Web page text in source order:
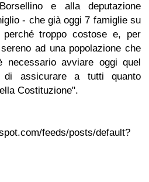
e alla deputazione
- che già oggi 7 famiglie su
troppo costose e, per
ad una popolazione che
necessario avviare oggi quel
di assicurare a tutti quanto
Costituzione".
feeds/posts/default?